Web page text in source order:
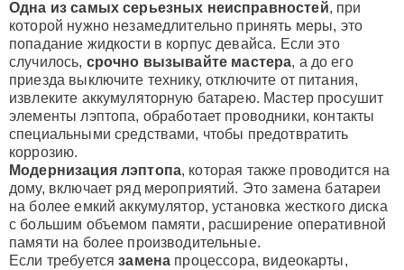
Одна из самых серьезных неисправностей, при
которой нужно незамедлительно принять меры, это
попадание жидкости в корпус девайса. Если это
случилось, срочно вызывайте мастера, а до его
приезда выключите технику, отключите от питания,
извлеките аккумуляторную батарею. Мастер просушит
элементы лэптопа, обработает проводники, контакты
специальными средствами, чтобы предотвратить
коррозию.
Модернизация лэптопа, которая также проводится на
дому, включает ряд мероприятий. Это замена батареи
на более емкий аккумулятор, установка жесткого диска
с большим объемом памяти, расширение оперативной
памяти на более производительные.
Если требуетсязамена процессора, видеокарты,